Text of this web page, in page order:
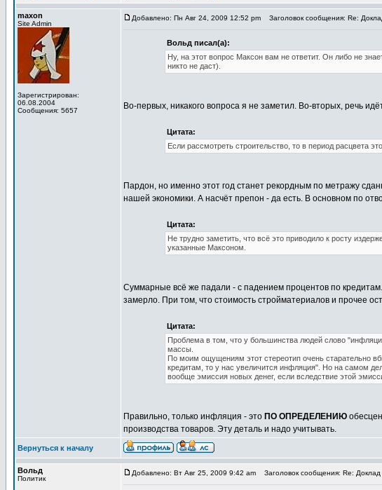
maxon
Site Admin
Зарегистрирован:
06.08.2004
Сообщения: 5657
Добавлено: Пн Авг 24, 2009 12:52 pm Заголовок сообщения: Re:
Вольд писал(а):
Ну, на этот вопрос Максон вам не ответит. Он либо не
никто не даст).
Во-первых, никакого вопроса я не заметил. Во-вторых, речь
Цитата:
Если рассмотреть строительство, то в период расцвета
Пардон, но именно этот год станет рекордным по метражу
нашей экономики. А насчёт препон - да есть. В основном по
Цитата:
Не трудно заметить, что всё это приводило к росту
указанные Максоном.
Суммарные всё же падали - с падением процентов по
замерло. При том, что стоимость стройматериалов и прочее
Цитата:
Проблема в том, что у большинства людей слово
массы.
По моим ощущениям этот стереотип очень старательно
кредитам, то у нас увеличится инфляция". Но на самом
вообще эмиссия новых денег, если вследствие этой
Правильно, только инфляция - это ПО ОПРЕДЕЛЕНИЮ
производства товаров. Эту деталь и надо учитывать.
Вернуться к началу
Вольд
Политик
Добавлено: Вт Авг 25, 2009 9:42 am Заголовок сообщения: Re: Доклад